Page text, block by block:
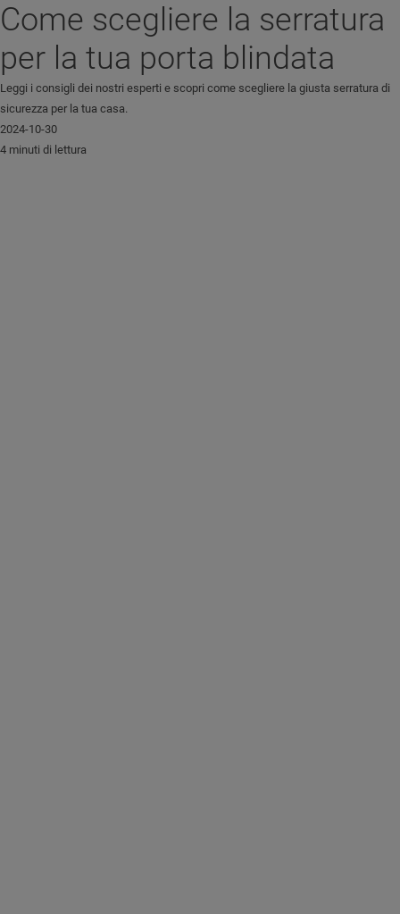
Come scegliere la serratura
per la tua porta blindata
Leggi i consigli dei nostri esperti e scopri come scegliere la giusta serratura di
sicurezza per la tua casa.
2024-10-30
4 minuti di lettura